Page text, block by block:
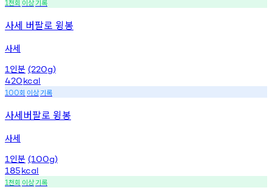
1천회 이상기록
사세 버팔로 윙봉
사세
1 인분 (220g)
420kcal
100회 이상기록
사세버팔로 윙봉
사세
1 인분 (100g)
185kcal
1천회 이상기록